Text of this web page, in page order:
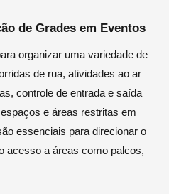
de Grades em Eventos
organizar uma variedade de
de rua, atividades ao ar
controle de entrada e saída
e áreas restritas em
essenciais para direcionar o
acesso a áreas como palcos,